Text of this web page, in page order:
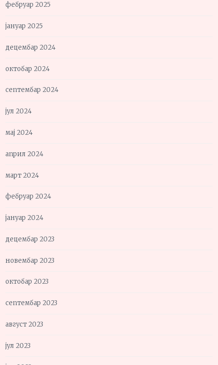
фебруар 2025
јануар 2025
децембар 2024
октобар 2024
септембар 2024
јул 2024
мај 2024
април 2024
март 2024
фебруар 2024
јануар 2024
децембар 2023
новембар 2023
октобар 2023
септембар 2023
август 2023
јул 2023